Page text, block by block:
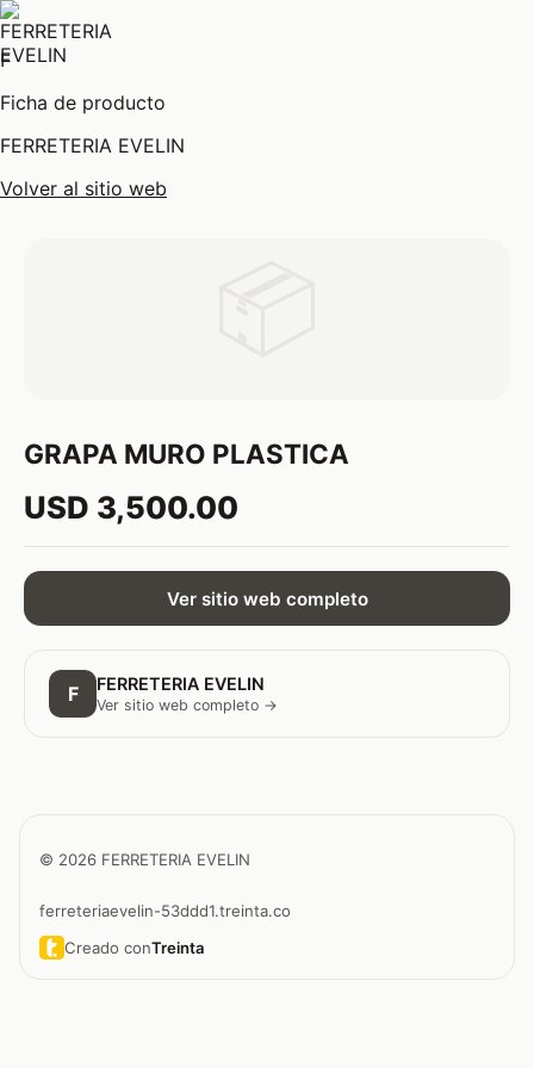
F
Ficha de producto
FERRETERIA EVELIN
Volver al sitio web
GRAPA MURO PLASTICA
USD 3,500.00
Ver sitio web completo
F FERRETERIA EVELIN
Ver sitio web completo →
© 2026 FERRETERIA EVELIN
ferreteriaevelin-53ddd1.treinta.co
Creado conTreinta